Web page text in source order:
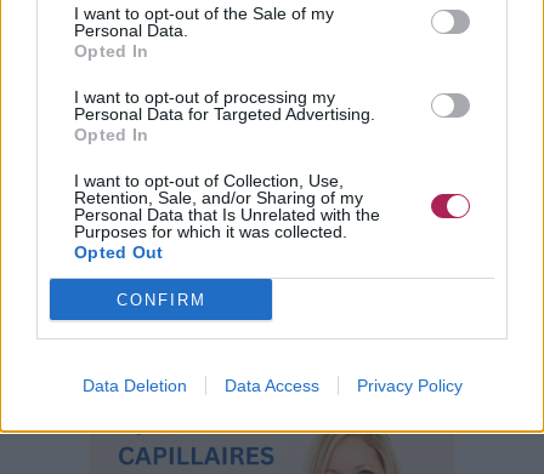
I want to opt-out of the Sale of my
Personal Data.
Opted In
I want to opt-out of processing my
Personal Data for Targeted Advertising.
Opted In
I want to opt-out of Collection, Use,
Retention, Sale, and/or Sharing of my
Personal Data that Is Unrelated with the
Purposes for which it was collected.
Opted Out
CONFIRM
Data Deletion Data Access Privacy Policy